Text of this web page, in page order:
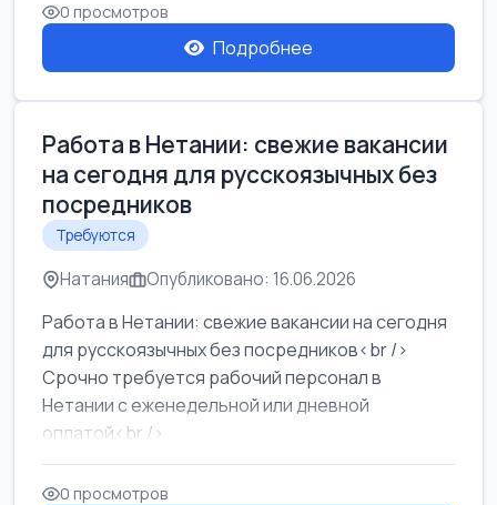
0 просмотров
Подробнее
Работа в Нетании: свежие вакансии
на сегодня для русскоязычных без
посредников
Требуются
Натания Опубликовано: 16.06.2026
Работа в Нетании: свежие вакансии на сегодня
для русскоязычных без посредников<br />
Срочно требуется рабочий персонал в
Нетании с еженедельной или дневной
оплатой<br />
Свежие вакансии в Нетании дл...
0 просмотров